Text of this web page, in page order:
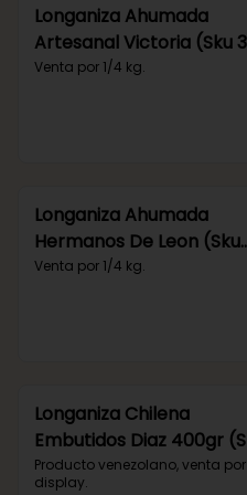
Longaniza Ahumada
Artesanal Victoria (Sku
Venta por 1/4 kg.
Longaniza Ahumada
Hermanos De Leon (Sku
296)
Venta por 1/4 kg.
Longaniza Chilena
Embutidos Diaz 400gr
430)
Producto venezolano, venta por
display.